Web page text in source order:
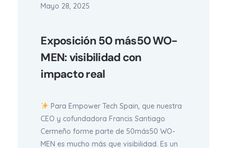
Mayo 28, 2025
Exposición 50 más50 WO-
MEN: visibilidad con
impacto real
Para Empower Tech Spain, que nuestra
CEO y cofundadora Francis Santiago
Cermeño forme parte de 50más50 WO-
MEN es mucho más que visibilidad. Es un